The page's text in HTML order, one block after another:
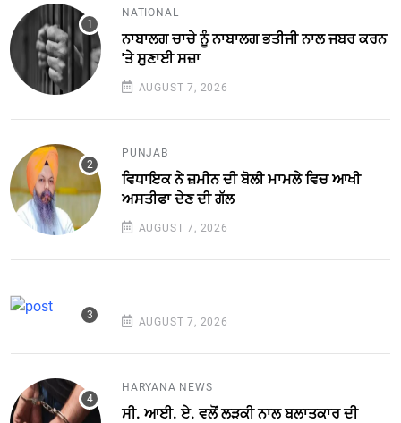
NATIONAL
ਨਾਬਾਲਗ ਚਾਚੇ ਨੂੰ ਨਾਬਾਲਗ ਭਤੀਜੀ ਨਾਲ ਜਬਰ ਕਰਨ
'ਤੇ ਸੁਣਾਈ ਸਜ਼ਾ
AUGUST 7, 2026
PUNJAB
ਵਿਧਾਇਕ ਨੇ ਜ਼ਮੀਨ ਦੀ ਬੋਲੀ ਮਾਮਲੇ ਵਿਚ ਆਖੀ
ਅਸਤੀਫਾ ਦੇਣ ਦੀ ਗੱਲ
AUGUST 7, 2026
AUGUST 7, 2026
HARYANA NEWS
ਸੀ. ਆਈ. ਏ. ਵਲੋਂ ਲੜਕੀ ਨਾਲ ਬਲਾਤਕਾਰ ਦੀ